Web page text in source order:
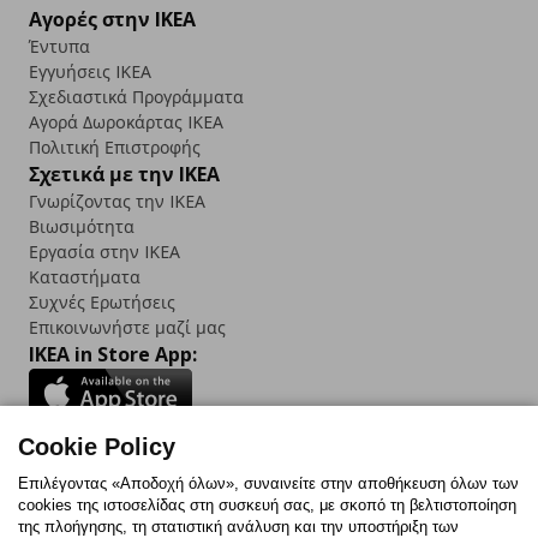
Αγορές στην IKEA
Έντυπα
Εγγυήσεις IKEA
Σχεδιαστικά Προγράμματα
Αγορά Δωρoκάρτας IKEA
Πολιτική Επιστροφής
Σχετικά με την IKEA
Γνωρίζοντας την IKEA
Βιωσιμότητα
Εργασία στην IKEA
Καταστήματα
Συχνές Ερωτήσεις
Επικοινωνήστε μαζί μας
IKEA in Store App:
Follow us:
FacebookInstagram
TikTokYoutubePinterestTwitter
Cookie Policy
Επιλέγοντας «Αποδοχή όλων», συναινείτε στην αποθήκευση όλων των
cookies της ιστοσελίδας στη συσκευή σας, με σκοπό τη βελτιστοποίηση
της πλοήγησης, τη στατιστική ανάλυση και την υποστήριξη των